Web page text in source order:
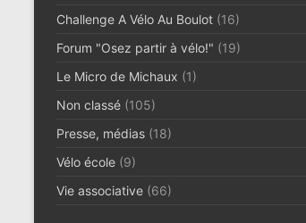
Challenge A Vélo Au Boulot (16)
Forum "Osez partir à vélo!" (19)
Le Micro de Michaux (1)
Non classé (105)
Presse, médias (18)
Vélo école (9)
Vie associative (66)